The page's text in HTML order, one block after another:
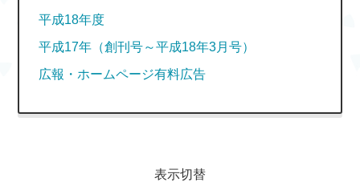
平成18年度
平成17年（創刊号～平成18年3月号）
広報・ホームページ有料広告
表示切替